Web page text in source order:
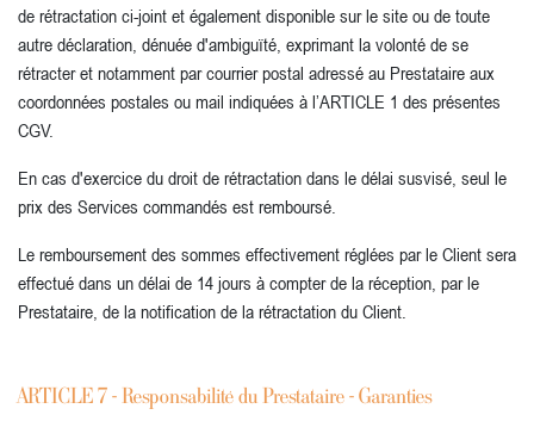
de rétractation ci-joint et également disponible sur le site ou de toute
autre déclaration, dénuée d'ambiguïté, exprimant la volonté de se
rétracter et notamment par courrier postal adressé au Prestataire aux
coordonnées postales ou mail indiquées à l’ARTICLE 1 des présentes
CGV.
En cas d'exercice du droit de rétractation dans le délai susvisé, seul le
prix des Services commandés est remboursé.
Le remboursement des sommes effectivement réglées par le Client sera
effectué dans un délai de 14 jours à compter de la réception, par le
Prestataire, de la notification de la rétractation du Client.
ARTICLE 7 - Responsabilité du Prestataire - Garanties